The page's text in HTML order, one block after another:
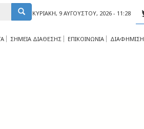
ΚΥΡΙΑΚΉ, 9 ΑΥΓΟΎΣΤΟΥ, 2026 - 11:28
ΣΗΜΕΙΑ ΔΙΑΘΕΣΗΣ ΕΠΙΚΟΙΝΩΝΙΑ ΔΙΑΦΗΜΙΣΗ